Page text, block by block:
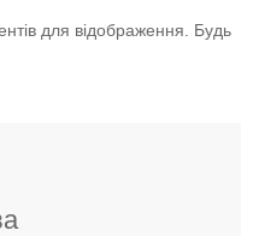
для відображення. Будь